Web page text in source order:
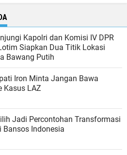
Kapolri dan Komisi IV DPR
Siapkan Dua Titik Lokasi
Bawang Putih
Iron Minta Jangan Bawa
Kasus LAZ
Jadi Percontohan Transformasi
Bansos Indonesia